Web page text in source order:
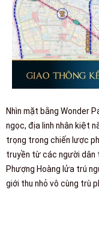
Nhìn mặt bằng Wonder
ngọc, địa linh nhân kiệt
trọng trong chiến lược
truyền từ các người dân
Phượng Hoàng lửa trú
giới thu nhỏ vô cùng trù